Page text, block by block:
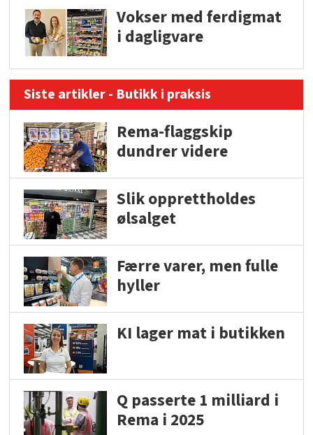
Vokser med ferdigmat
i dagligvare
Siste artikler - Butikk i praksis
Rema-flaggskip
dundrer videre
Slik opprettholdes
ølsalget
Færre varer, men fulle
hyller
KI lager mat i butikken
Q passerte 1 milliard i
Rema i 2025